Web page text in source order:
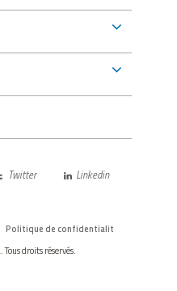
Twitter
Linkedin
Politique de confidentialit
droits réservés.